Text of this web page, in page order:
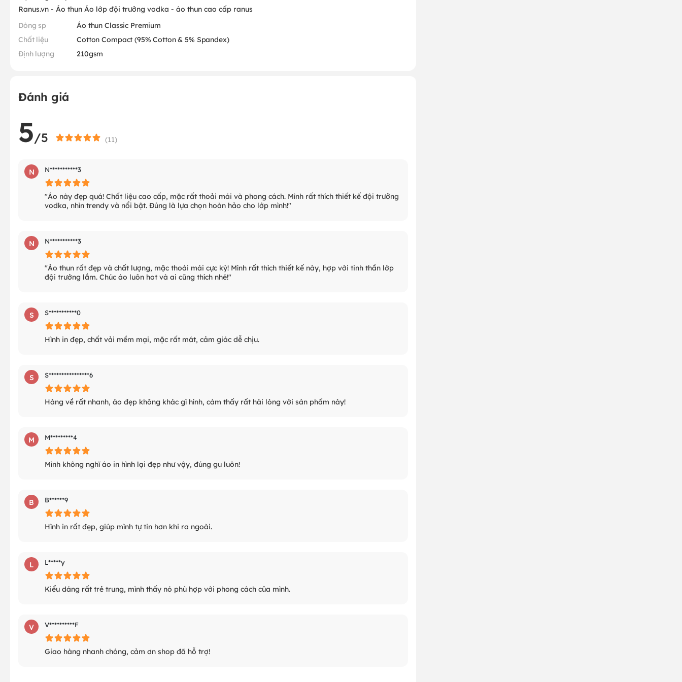
Ranus.vn - Áo thun Áo lớp đội trưởng vodka - áo thun cao cấp ranus
Dòng sp
Áo thun Classic Premium
Chất liệu
Cotton Compact (95% Cotton & 5% Spandex)
Định lượng
210gsm
Đánh giá
5/5 (11)
N N***********3
"Áo này đẹp quá! Chất liệu cao cấp, mặc rất thoải mái và phong cách. Mình rất thích thiết kế đội trưởng
vodka, nhìn trendy và nổi bật. Đúng là lựa chọn hoàn hảo cho lớp mình!"
N N***********3
"Áo thun rất đẹp và chất lượng, mặc thoải mái cực kỳ! Mình rất thích thiết kế này, hợp với tinh thần lớp
đội trưởng lắm. Chúc áo luôn hot và ai cũng thích nhé!"
S S***********0
Hình in đẹp, chất vải mềm mại, mặc rất mát, cảm giác dễ chịu.
S S****************6
Hàng về rất nhanh, áo đẹp không khác gì hình, cảm thấy rất hài lòng với sản phẩm này!
M M*********4
Mình không nghĩ áo in hình lại đẹp như vậy, đúng gu luôn!
B B******9
Hình in rất đẹp, giúp mình tự tin hơn khi ra ngoài.
L L*****y
Kiểu dáng rất trẻ trung, mình thấy nó phù hợp với phong cách của mình.
V V**********F
Giao hàng nhanh chóng, cảm ơn shop đã hỗ trợ!